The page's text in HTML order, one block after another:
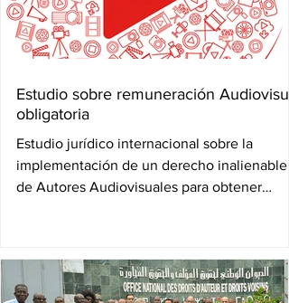
Estudio sobre remuneración
obligatoria
Estudio jurídico internacional sobre la
implementación de un derecho inalienable
de Autores Audiovisuales para obtener